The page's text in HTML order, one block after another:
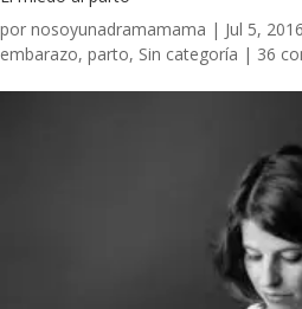
por nosoyunadramamama | Jul 5, 2016
embarazo, parto, Sin categoría | 36